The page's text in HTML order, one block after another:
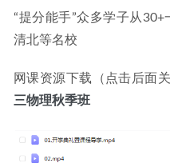
“提分能手”众多学子从
清北等名校
网课资源下载（点击后面
三物理秋季班